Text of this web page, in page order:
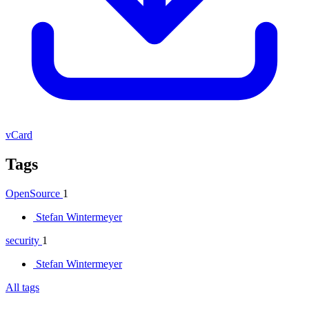
vCard
Tags
OpenSource 1
Stefan Wintermeyer
security 1
Stefan Wintermeyer
All tags